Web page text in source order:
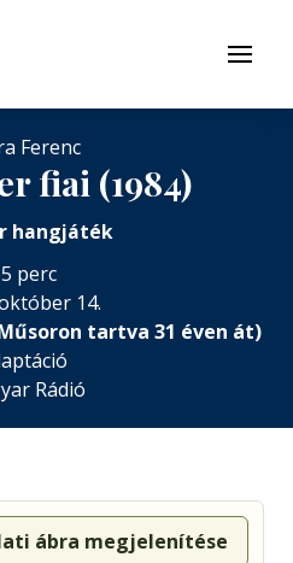
Menü
Ferenc
fiai (1984)
hangjáték
perc
14.
tartva 31 éven át)
Rádió
ábra megjelenítése